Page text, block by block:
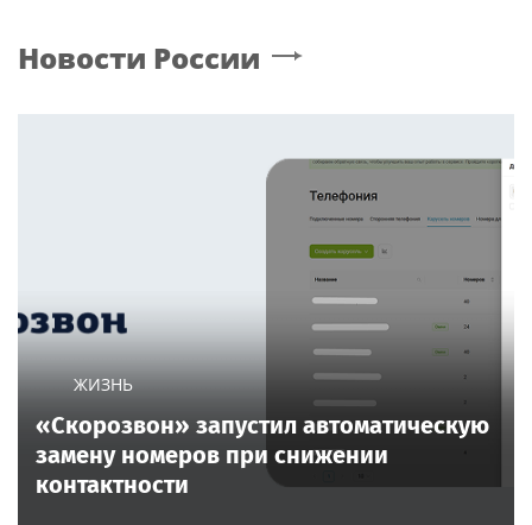
Новости России
ЖИЗНЬ
«Скорозвон» запустил автоматическую
замену номеров при снижении
контактности